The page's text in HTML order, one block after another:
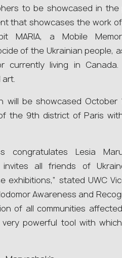
to be showcased in the
that showcases the work
MARIA, a Mobile
of the Ukrainian people,
currently living in Canada.
art.
will be showcased October
the 9th district of Paris
congratulates Lesia
invites all friends of
exhibitions,” stated UWC
Awareness and
of all communities
powerful tool with